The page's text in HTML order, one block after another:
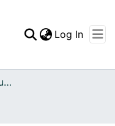
Log In
Publicaciones Icesi - Audiovisual